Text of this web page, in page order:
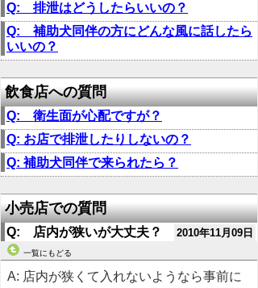
Q: 排泄はどうしたらいいの？
Q: 補助犬同伴の方にどんな風に話したら
いいの？
飲食店への質問
Q: 衛生面が心配ですが？
Q: お店で排泄したりしないの？
Q: 補助犬同伴で来られたら？
小売店での質問
2010年11月09日
Q: 店内が狭いが大丈夫？
一覧にもどる
A: 店内が狭くて入れないようなら事前に